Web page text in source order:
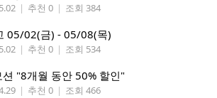
| 추천 0 | 조회 384
05/02(금) - 05/08(목)
| 추천 0 | 조회 534
"8개월 동안 50% 할인"
| 추천 0 | 조회 466